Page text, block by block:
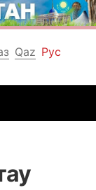
Qaz Рус